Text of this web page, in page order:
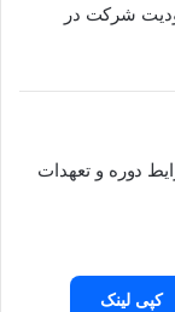
شرکت در
دوره و تعهدات
کپی لینک